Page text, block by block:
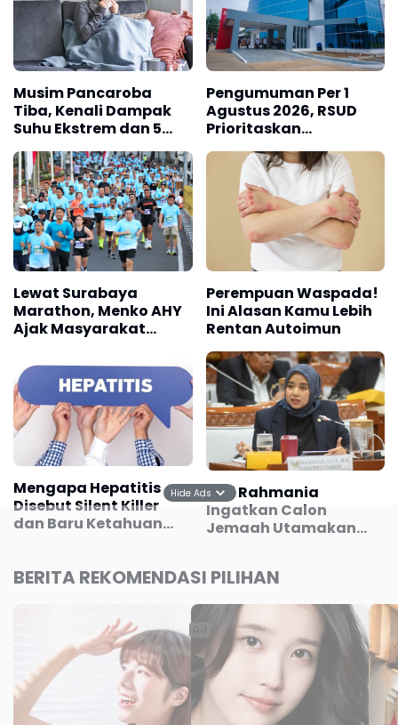
Musim Pancaroba
Tiba, Kenali Dampak
Suhu Ekstrem dan 5
Cara Menjaga
Imunitas Tubuh
Pengumuman Per 1
Agustus 2026, RSUD
Prioritaskan
Pendaftaran
Pelayanan Rawat
Jalan Lewat Aplikasi
Mobile JKN
Lewat Surabaya
Marathon, Menko AHY
Ajak Masyarakat
dan Produktif
Perempuan Waspada!
Ini Alasan Kamu Lebih
Rentan Autoimun
Mengapa Hepatitis
Disebut Silent Killer
dan Baru Ketahuan
Penjelasannya
Dini Rahmania
Ingatkan Calon
Jemaah Utamakan
BERITA REKOMENDASI PILIHAN
Hide Ads